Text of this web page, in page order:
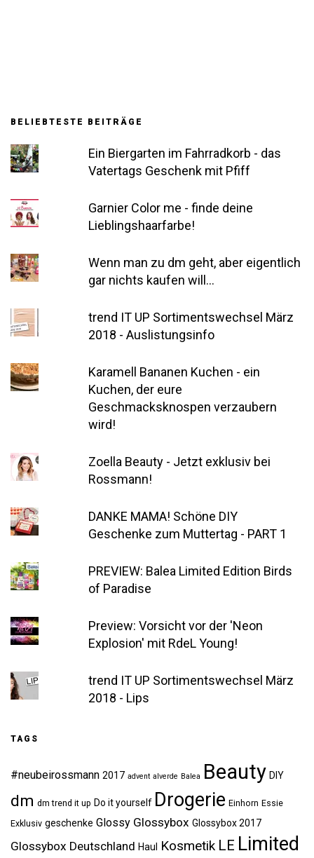
BELIEBTESTE BEITRÄGE
Ein Biergarten im Fahrradkorb - das
Vatertags Geschenk mit Pfiff
Garnier Color me - finde deine
Lieblingshaarfarbe!
Wenn man zu dm geht, aber eigentlich
gar nichts kaufen will...
trend IT UP Sortimentswechsel März
2018 - Auslistungsinfo
Karamell Bananen Kuchen - ein
Kuchen, der eure
Geschmacksknospen verzaubern
wird!
Zoella Beauty - Jetzt exklusiv bei
Rossmann!
DANKE MAMA! Schöne DIY
Geschenke zum Muttertag - PART 1
PREVIEW: Balea Limited Edition Birds
of Paradise
Preview: Vorsicht vor der 'Neon
Explosion' mit RdeL Young!
trend IT UP Sortimentswechsel März
2018 - Lips
TAGS
#neubeirossmann 2017 advent alverde Balea Beauty DIY
dm dm trend it up Do it yourself Drogerie Einhorn Essie
Exklusiv geschenke Glossy Glossybox Glossybox 2017
Glossybox Deutschland Haul Kosmetik LE Limited